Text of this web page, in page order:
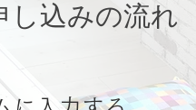
し込みの流れ